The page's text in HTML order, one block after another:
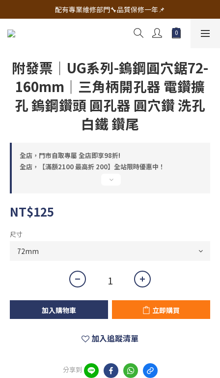
🔧電動工具&五金唯一首選 宇慶五金網拍🔧
配有專業維修部門🔧品質保修一年📌
🔧電動工具&五金唯一首選 宇慶五金網拍🔧
附發票｜UG系列-鎢鋼圓穴鋸72-
160mm｜三角柄開孔器 電鑽擴
孔 鎢鋼鑽頭 圓孔器 圓穴鑽 洗孔
白鐵 鑽尾
全店，門市自取專屬 全店即享98折!
全店，【滿額2100 最高折 200】全站限時優惠中！
NT$125
尺寸
加入購物車 立即購買
加入追蹤清單
分享到